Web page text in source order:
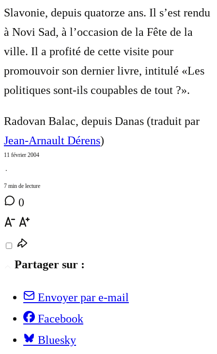
Slavonie, depuis quatorze ans. Il s’est rendu
à Novi Sad, à l’occasion de la Fête de la
ville. Il a profité de cette visite pour
promouvoir son dernier livre, intitulé «Les
politiques sont-ils coupables de tout ?».
Radovan Balac, depuis Danas (traduit par
Jean-Arnault Dérens)
11 février 2004
⋅
7 min de lecture
0
Partager sur :
Envoyer par e-mail
Facebook
Bluesky